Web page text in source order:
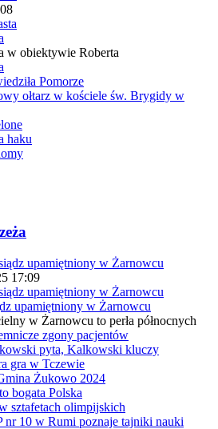
w obiektywie Roberta
Pomorze
ołtarz w kościele św. Brygidy w
haku
17:09
upamiętniony w Żarnowcu
w Żarnowcu to perła północnych
zgony pacjentów
pyta, Kalkowski kluczy
gra w Tczewie
Żukowo 2024
bogata Polska
sztafetach olimpijskich
nr 10 w Rumi poznaje tajniki nauki